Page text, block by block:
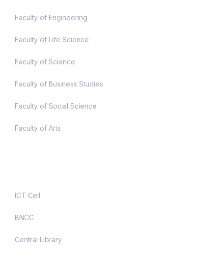
Faculty of Engineering
Faculty of Life Science
Faculty of Science
Faculty of Business Studies
Faculty of Social Science
Faculty of Arts
ICT Cell
BNCC
Central Library